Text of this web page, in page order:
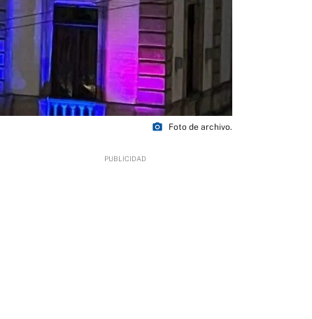
photo_camera Foto de archivo.